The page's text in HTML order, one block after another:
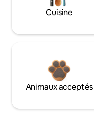
Cuisine
Animaux acceptés